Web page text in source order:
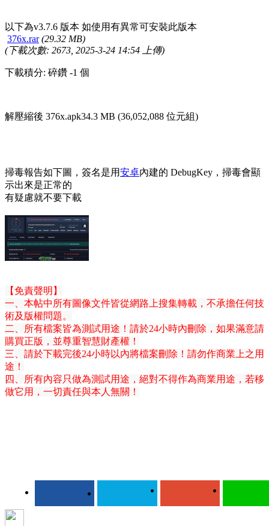
以下為v3.7.6 版本 如使用有異常可安裝此版本
376x.rar (29.32 MB)
(下載次數: 2673, 2025-3-24 14:54 上傳)
下載積分: 碎鑽 -1 個
解壓縮後 376x.apk34.3 MB (36,052,088 位元組)
掃毒報告如下圖，簽名是用安卓內建的 DebugKey，掃毒會顯
示出來是正常的
有疑慮就不要下載
【免責聲明】
一、本帖中所有圖像文件皆從網路上搜集轉載，不承擔任何技
術及版權問題。
二、所有檔案皆為測試用途！請於24小時內刪除，如果滿意請
購買正版，並尊重智慧財產權！
三、請於下載完後24小時以內將檔案刪除！請勿作商業上之用
途！
四、所有內容只做為測試用途，絕對不得作為商業用途，若移
做它用，一切責任與本人無關！